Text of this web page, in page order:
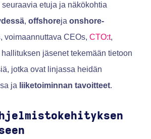
etuja ja näkökohtia
, offshoreja onshore-
, voimaannuttava CEOs, CTO:t,
jäsenet tekemään tietoon
jotka ovat linjassa heidän
ja liiketoiminnan tavoitteet.